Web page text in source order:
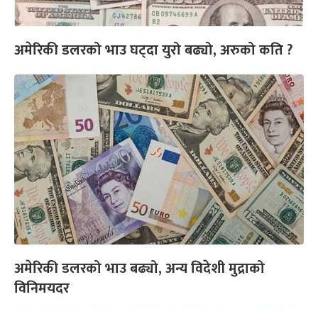
अमेरिकी डलरको भाउ घट्दा युरो बढ्यो, अरुको कति ?
अमेरिकी डलरको भाउ बढ्यो, अन्य विदेशी मुद्राको
विनिमयदर